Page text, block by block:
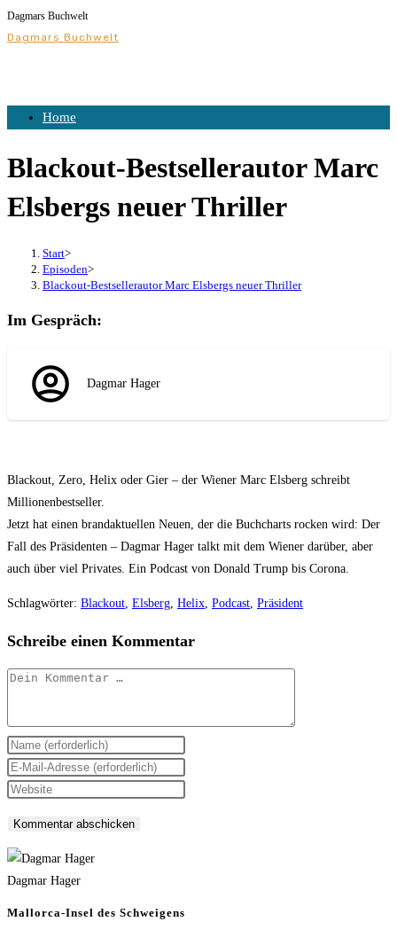
Dagmars Buchwelt
Dagmars Buchwelt
Home
Blackout-Bestsellerautor Marc
Elsbergs neuer Thriller
Start>
Episoden>
Blackout-Bestsellerautor Marc Elsbergs neuer Thriller
Im Gespräch:
Dagmar Hager
Blackout, Zero, Helix oder Gier – der Wiener Marc Elsberg schreibt
Millionenbestseller.
Jetzt hat einen brandaktuellen Neuen, der die Buchcharts rocken wird: Der
Fall des Präsidenten – Dagmar Hager talkt mit dem Wiener darüber, aber
auch über viel Privates. Ein Podcast von Donald Trump bis Corona.
Schlagwörter: Blackout Elsberg Helix Podcast Präsident
Schreibe einen Kommentar
Dagmar Hager
Mallorca-Insel des Schweigens